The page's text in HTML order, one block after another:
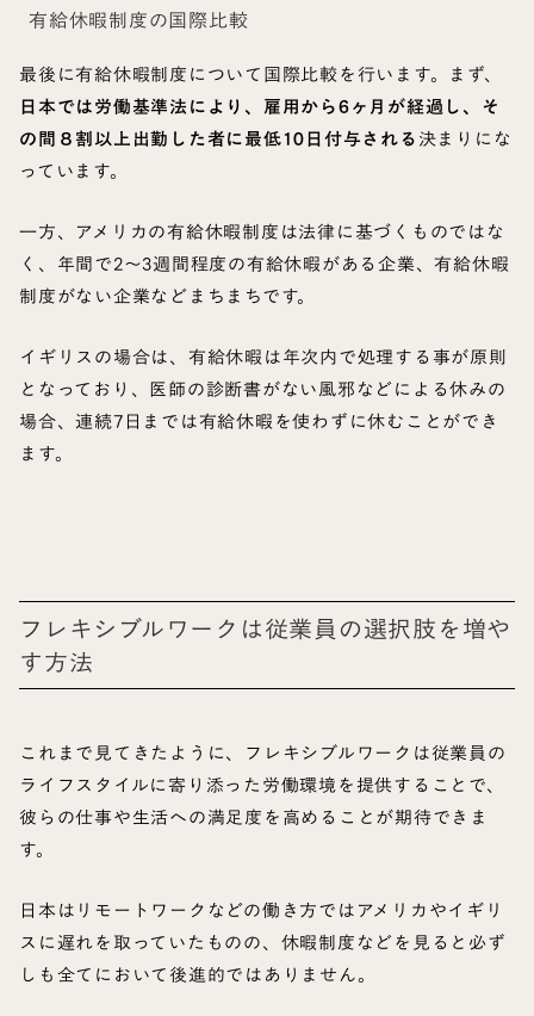
有給休暇制度の国際比較
最後に有給休暇制度について国際比較を行います。まず、
日本では労働基準法により、雇用から6ヶ月が経過し、そ
の間８割以上出勤した者に最低10日付与される決まりにな
っています。
一方、アメリカの有給休暇制度は法律に基づくものではな
く、年間で2～3週間程度の有給休暇がある企業、有給休暇
制度がない企業などまちまちです。
イギリスの場合は、有給休暇は年次内で処理する事が原則
となっており、医師の診断書がない風邪などによる休みの
場合、連続7日までは有給休暇を使わずに休むことができ
ます。
フレキシブルワークは従業員の選択肢を増や
す方法
これまで見てきたように、フレキシブルワークは従業員の
ライフスタイルに寄り添った労働環境を提供することで、
彼らの仕事や生活への満足度を高めることが期待できま
す。
日本はリモートワークなどの働き方ではアメリカやイギリ
スに遅れを取っていたものの、休暇制度などを見ると必ず
しも全てにおいて後進的ではありません。